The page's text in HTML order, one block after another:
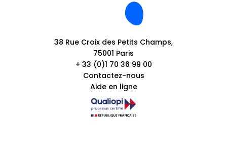
38 Rue Croix des Petits Champs,
75001 Paris
+ 33 (0)1 70 36 99 00
Contactez-nous
Aide en ligne